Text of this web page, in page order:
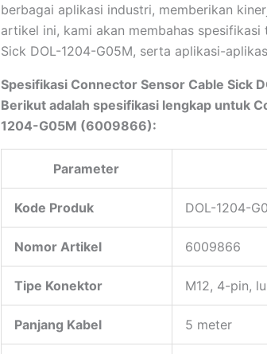
berbagai aplikasi industri, memberikan
artikel ini, kami akan membahas
Sick DOL-1204-G05M, serta aplikasi-
Spesifikasi Connector Sensor Cable Sick
Berikut adalah spesifikasi lengkap untuk
1204-G05M (6009866):
Parameter
Kode Produk DOL-1204-
Nomor Artikel 6009866
Tipe Konektor M12, 4-pin,
Panjang Kabel 5 meter